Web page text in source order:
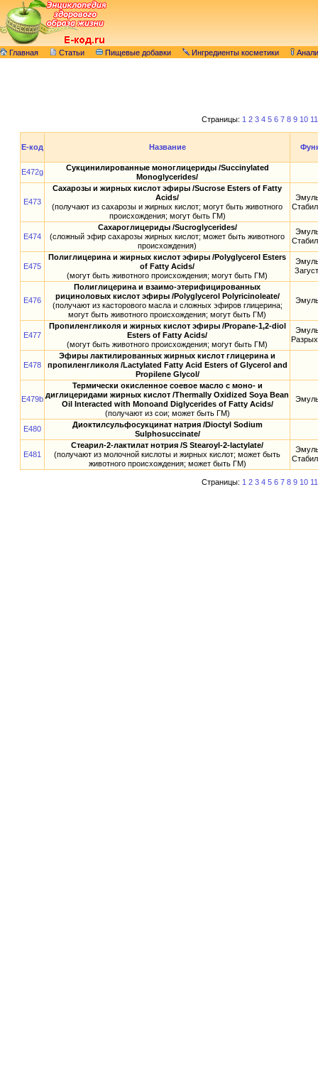
Главная Статьи Пищевые добавки Ингредиенты косметики
Страницы: 1 2 3 4 5 6 7 8 9 10 11
E-код Название
E472g
Сукцинилированные моноглицериды /Succinylated
Monoglycerides/
E473
Сахарозы и жирных кислот эфиры /Sucrose Esters of Fatty
Acids/
(получают из сахарозы и жирных кислот; могут быть животного
происхождения; могут быть ГМ)
E474
Сахароглицериды /Sucroglycerides/
(сложный эфир сахарозы жирных кислот; может быть животного
происхождения)
E475
Полиглицерина и жирных кислот эфиры /Polyglycerol Esters
of Fatty Acids/
(могут быть животного происхождения; могут быть ГМ)
E476
Полиглицерина и взаимо-этерифицированных
рициноловых кислот эфиры /Polyglycerol Polyricinoleate/
(получают из касторового масла и сложных эфиров глицерина;
могут быть животного происхождения; могут быть ГМ)
E477
Пропиленгликоля и жирных кислот эфиры /Propane-1,2-diol
Esters of Fatty Acids/
(могут быть животного происхождения; могут быть ГМ)
E478
Эфиры лактилированных жирных кислот глицерина и
пропиленгликоля /Lactylated Fatty Acid Esters of Glycerol and
Propilene Glycol/
E479b
Термически окисленное соевое масло с моно- и
диглицеридами жирных кислот /Thermally Oxidized Soya Bean
Oil Interacted with Monoand Diglycerides of Fatty Acids/
(получают из сои; может быть ГМ)
E480
Диоктилсульфосукцинат натрия /Dioctyl Sodium
Sulphosuccinate/
E481
Стеарил-2-лактилат нотрия /S Stearoyl-2-lactylate/
(получают из молочной кислоты и жирных кислот; может быть
животного происхождения; может быть ГМ)
Страницы: 1 2 3 4 5 6 7 8 9 10 11